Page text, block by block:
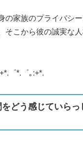
の家族のプライバシ
そこから彼の誠実な
゜*.゜｡:+*.
どう感じていらっ